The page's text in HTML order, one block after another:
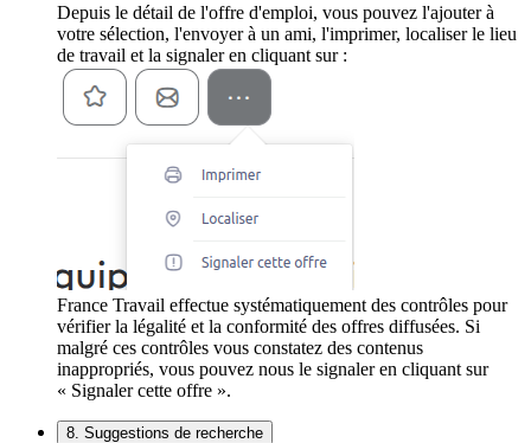
Depuis le détail de l'offre d'emploi, vous pouvez l'ajouter à
votre sélection, l'envoyer à un ami, l'imprimer, localiser le lieu
de travail et la signaler en cliquant sur :
France Travail effectue systématiquement des contrôles pour
vérifier la légalité et la conformité des offres diffusées. Si
malgré ces contrôles vous constatez des contenus
inappropriés, vous pouvez nous le signaler en cliquant sur
« Signaler cette offre ».
8. Suggestions de recherche